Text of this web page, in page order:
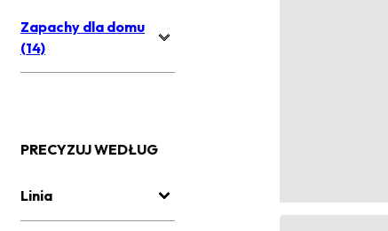
Zapachy dla domu
(14)
PRECYZUJ WEDŁUG
Linia